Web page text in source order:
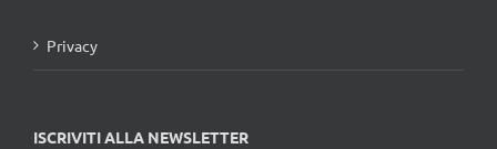
Privacy
ISCRIVITI ALLA NEWSLETTER